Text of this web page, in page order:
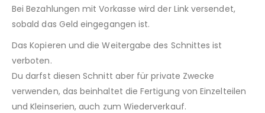
Bei Bezahlungen mit Vorkasse wird der Link versendet,
sobald das Geld eingegangen ist.
Das Kopieren und die Weitergabe des Schnittes ist
verboten.
Du darfst diesen Schnitt aber für private Zwecke
verwenden, das beinhaltet die Fertigung von Einzelteilen
und Kleinserien, auch zum Wiederverkauf.